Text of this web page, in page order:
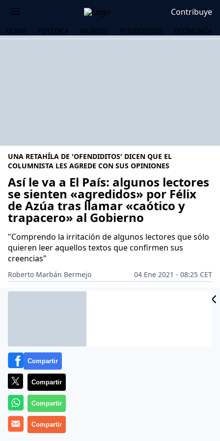
Contribuye
HOME POLÍTICA MUNDO PERIODISMO ECONOMÍA
UNA RETAHÍLA DE 'OFENDIDITOS' DICEN QUE EL
COLUMNISTA LES AGREDE CON SUS OPINIONES
Así le va a El País: algunos lectores
se sienten «agredidos» por Félix
de Azúa tras llamar «caótico y
trapacero» al Gobierno
"Comprendo la irritación de algunos lectores que sólo
quieren leer aquellos textos que confirmen sus
creencias"
Roberto Marbán Bermejo
04 Ene 2021 - 08:25 CET
Archivado en: INTERNET
Compartir
Compartir
Compartir
Compartir